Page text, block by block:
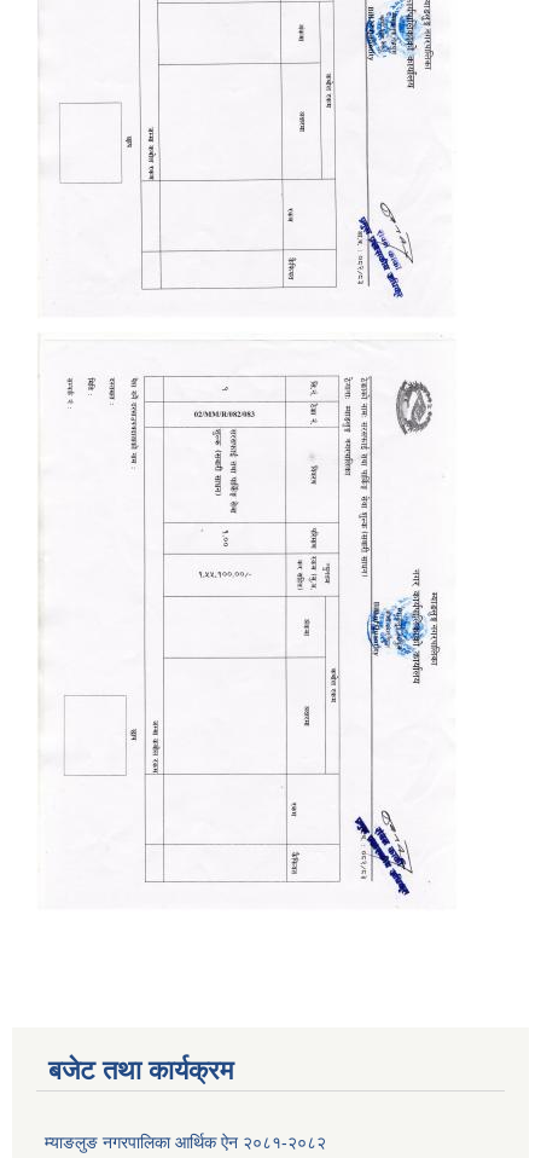
बजेट तथा कार्यक्रम
म्याङलुङ नगरपालिका आर्थिक ऐन २०८१-२०८२